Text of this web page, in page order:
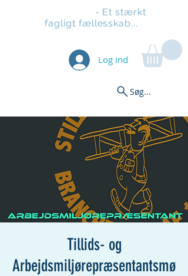
- Et stærkt
fagligt fællesskab...
Log ind
Søg...
Tillids- og
Arbejdsmiljørepræsentantsmø